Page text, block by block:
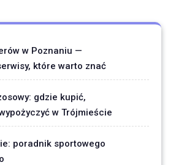
w Poznaniu —
które warto znać
gdzie kupić,
w Trójmieście
poradnik sportowego